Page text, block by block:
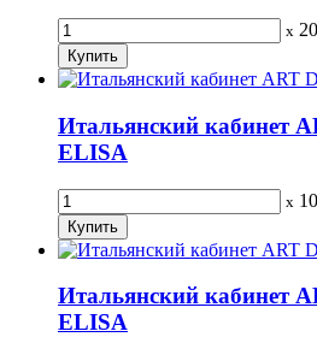
x
Итальянский кабинет
ELISA
x
Итальянский кабинет
ELISA